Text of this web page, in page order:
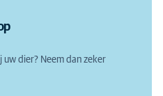
dier? Neem dan zeker